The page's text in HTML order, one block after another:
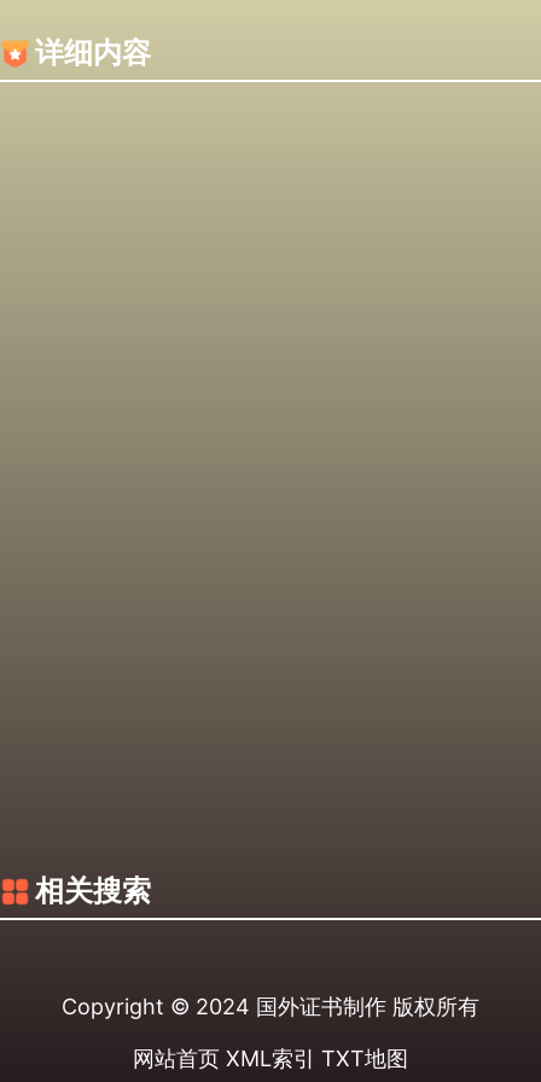
详细内容
相关搜索
Copyright © 2024 国外证书制作 版权所有
网站首页 XML索引 TXT地图